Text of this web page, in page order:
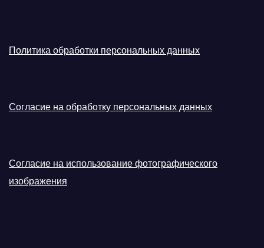
Политика обработки персональных данных
Согласие на обработку персональных данных
Согласие на использование фотографического
изображения